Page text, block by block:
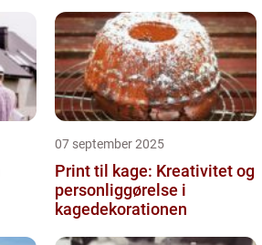
07 september 2025
Print til kage: Kreativitet og
personliggørelse i
kagedekorationen